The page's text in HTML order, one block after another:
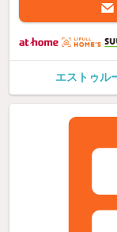
エストゥル